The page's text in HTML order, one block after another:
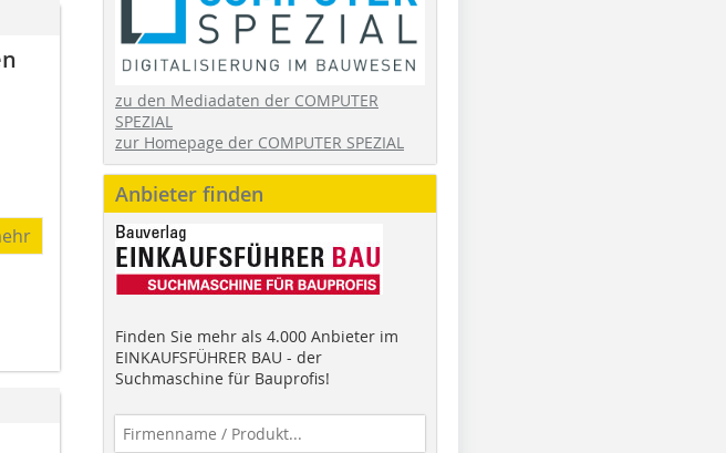
zu den Mediadaten der COMPUTER
SPEZIAL
zur Homepage der COMPUTER SPEZIAL
Anbieter finden
Finden Sie mehr als 4.000 Anbieter im
EINKAUFSFÜHRER BAU - der
Suchmaschine für Bauprofis!